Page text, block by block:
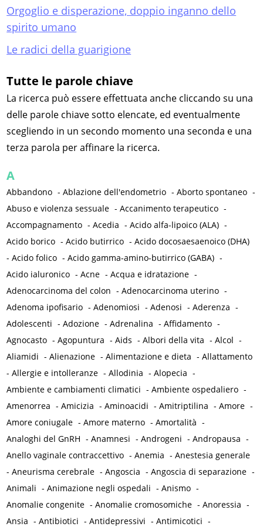
Orgoglio e disperazione, doppio inganno dello
spirito umano
Le radici della guarigione
Tutte le parole chiave
La ricerca può essere effettuata anche cliccando su una
delle parole chiave sotto elencate, ed eventualmente
scegliendo in un secondo momento una seconda e una
terza parola per affinare la ricerca.
A
Abbandono -Ablazione dell'endometrio -Aborto spontaneo -
Abuso e violenza sessuale -Accanimento terapeutico -
Accompagnamento -Acedia -Acido alfa-lipoico (ALA) -
Acido borico -Acido butirrico -Acido docosaesaenoico (DHA)
-Acido folico -Acido gamma-amino-butirrico (GABA) -
Acido ialuronico -Acne -Acqua e idratazione -
Adenocarcinoma del colon -Adenocarcinoma uterino -
Adenoma ipofisario -Adenomiosi -Adenosi -Aderenza -
Adolescenti -Adozione -Adrenalina -Affidamento -
Agnocasto -Agopuntura -Aids -Albori della vita -Alcol -
Aliamidi -Alienazione -Alimentazione e dieta -Allattamento
-Allergie e intolleranze -Allodinia -Alopecia -
Ambiente e cambiamenti climatici -Ambiente ospedaliero -
Amenorrea -Amicizia -Aminoacidi -Amitriptilina -Amore -
Amore coniugale -Amore materno -Amortalità -
Analoghi del GnRH -Anamnesi -Androgeni -Andropausa -
Anello vaginale contraccettivo -Anemia -Anestesia generale
-Aneurisma cerebrale -Angoscia -Angoscia di separazione -
Animali -Animazione negli ospedali -Anismo -
Anomalie congenite -Anomalie cromosomiche -Anoressia -
Ansia -Antibiotici -Antidepressivi -Antimicotici -